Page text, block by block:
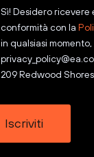
Sì! Desidero ricevere
conformità con la
in qualsiasi
209 Redwood